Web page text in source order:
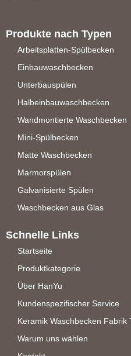
Produkte nach Typen
Arbeitsplatten-Spülbecken
Einbauwaschbecken
Unterbauspülen
Halbeinbauwaschbecken
Wandmontierte Waschbecken
Mini-Spülbecken
Matte Waschbecken
Marmorspülen
Galvanisierte Spülen
Waschbecken aus Glas
Schnelle Links
Startseite
Produktkategorie
Über HanYu
Kundenspezifischer Service
Keramik Waschbecken Fabrik
Warum uns wählen